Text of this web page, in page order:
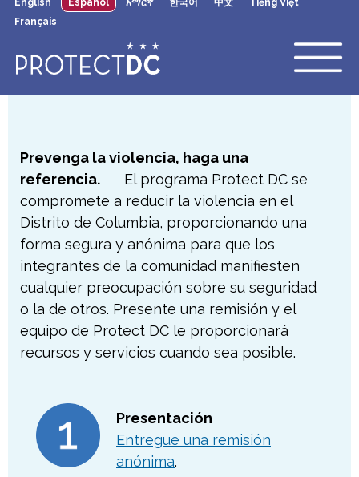
Skip to main content
English Español አማርኛ 한국어 中文
Tiếng Việt
Français
Prevenga la violencia, haga una
referencia. El programa Protect DC se
compromete a reducir la violencia en el
Distrito de Columbia, proporcionando una
forma segura y anónima para que los
integrantes de la comunidad manifiesten
cualquier preocupación sobre su seguridad
o la de otros. Presente una remisión y el
equipo de Protect DC le proporcionará
recursos y servicios cuando sea posible.
Presentación
Entregue una remisión
anónima.